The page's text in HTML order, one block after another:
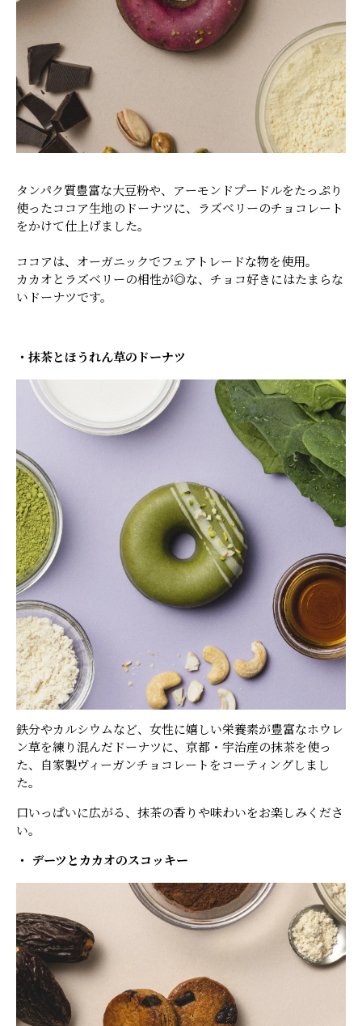
タンパク質豊富な大豆粉や、アーモンドプードルをたっぷり
使ったココア生地のドーナツに、ラズベリーのチョコレート
をかけて仕上げました。
ココアは、オーガニックでフェアトレードな物を使用。
カカオとラズベリーの相性が◎な、チョコ好きにはたまらな
いドーナツです。
・抹茶とほうれん草のドーナツ
鉄分やカルシウムなど、女性に嬉しい栄養素が豊富なホウレ
ン草を練り混んだドーナツに、京都・宇治産の抹茶を使っ
た、自家製ヴィーガンチョコレートをコーティングしまし
た。
口いっぱいに広がる、抹茶の香りや味わいをお楽しみくださ
い。
・ デーツとカカオのスコッキー